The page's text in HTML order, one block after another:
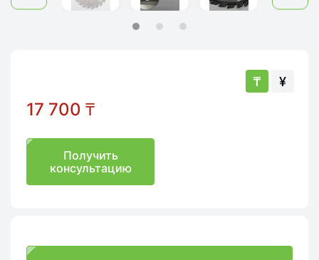
₸ ¥
17 700 ₸
Получить
консультацию